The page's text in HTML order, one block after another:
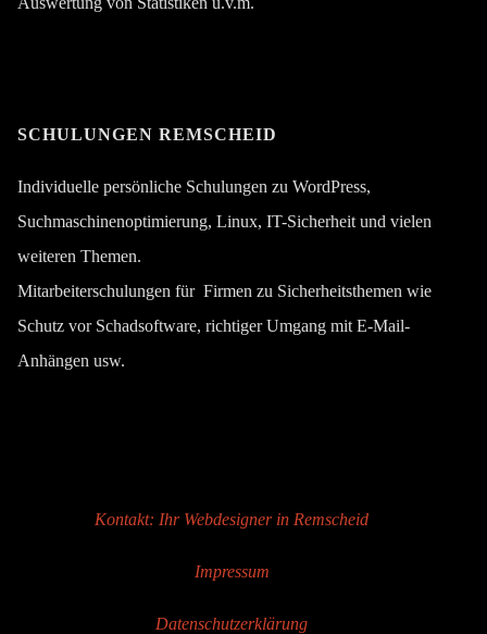
SCHULUNGEN REMSCHEID
Individuelle persönliche Schulungen zu WordPress,
Suchmaschinenoptimierung, Linux, IT-Sicherheit und vielen
weiteren Themen.
Mitarbeiterschulungen für Firmen zu Sicherheitsthemen wie
Schutz vor Schadsoftware, richtiger Umgang mit E-Mail-
Anhängen usw.
Kontakt: Ihr Webdesigner in Remscheid
Impressum
Datenschutzerklärung